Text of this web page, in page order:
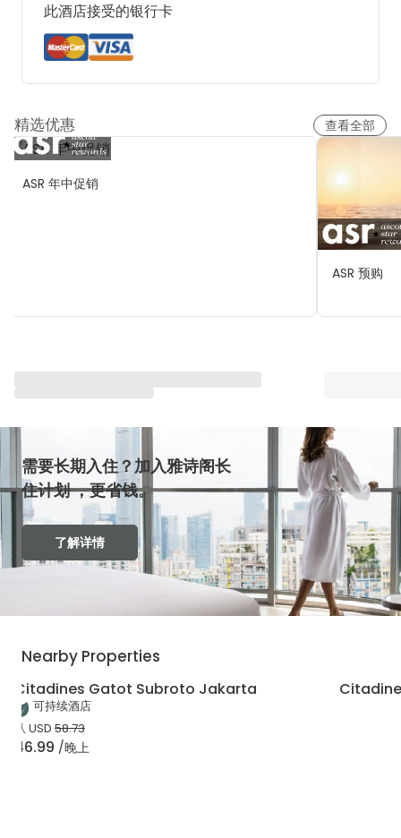
此酒店接受的银行卡
精选优惠 查看全部
ASR 年中促销
ASR 预购
需要长期入住？加入雅诗阁长
住计划 ，更省钱。
了解详情
Nearby Properties
Citadines Gatot Subroto Jakarta
可持续酒店
从USD 58.73
46.99 /晚上